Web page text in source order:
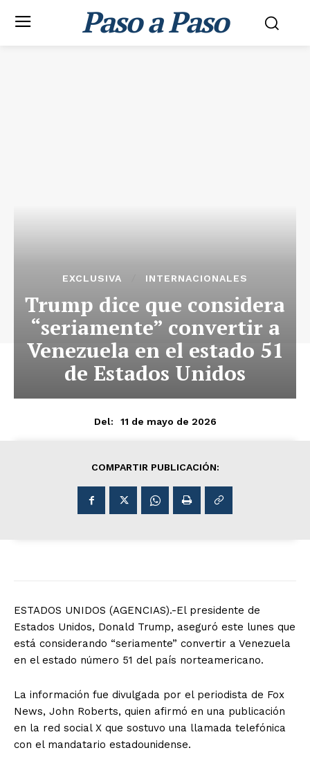
Paso a Paso
EXCLUSIVA INTERNACIONALES
Trump dice que considera
“seriamente” convertir a
Venezuela en el estado 51
de Estados Unidos
Del: 11 de mayo de 2026
COMPARTIR PUBLICACIÓN:
ESTADOS UNIDOS (AGENCIAS).-El presidente de
Estados Unidos, Donald Trump, aseguró este lunes que
está considerando “seriamente” convertir a Venezuela
en el estado número 51 del país norteamericano.
La información fue divulgada por el periodista de Fox
News, John Roberts, quien afirmó en una publicación
en la red social X que sostuvo una llamada telefónica
con el mandatario estadounidense.